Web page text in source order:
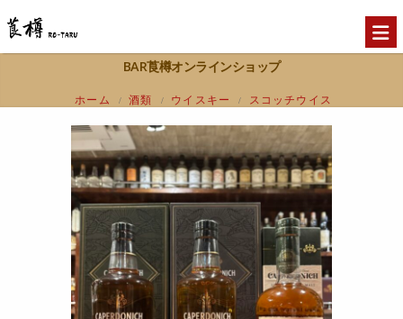
BAR莨樽オンラインショップ
ホーム / 酒類 / ウイスキー /
スコッチウイス
パドニック3種セット！】閉鎖蒸留所
Caperdonich 3set